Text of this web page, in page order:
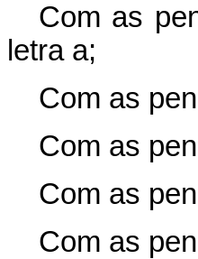
Com as
letra a;
Com as
Com as
Com as
Com as